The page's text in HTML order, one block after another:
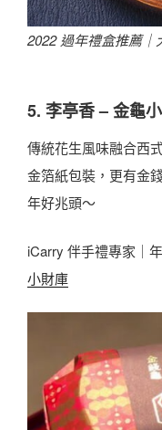
2022 過年禮盒推薦｜
5. 李亭香 – 金龜
傳統花生風味融合西
金箔紙包裝，更有金
年好兆頭～
iCarry 伴手禮專家｜
小財庫